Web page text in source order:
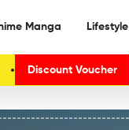
Manga Lifestyle
Discount Voucher